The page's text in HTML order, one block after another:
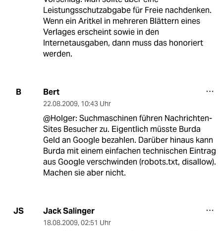
Leistungsschutzabgabe für Freie nachdenken.
Wenn ein Aritkel in mehreren Blättern eines
Verlages erscheint sowie in den
Internetausgaben, dann muss das honoriert
werden.
B Bert
22.08.2009, 10:43 Uhr
@Holger: Suchmaschinen führen Nachrichten-
Sites Besucher zu. Eigentlich müsste Burda
Geld an Google bezahlen. Darüber hinaus kann
Burda mit einem einfachen technischen Eintrag
aus Google verschwinden (robots.txt, disallow).
Machen sie aber nicht.
JS Jack Salinger
18.08.2009, 02:51 Uhr